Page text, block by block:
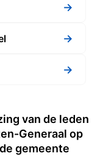
→
→
→
van de leden
Generaal op
gemeente